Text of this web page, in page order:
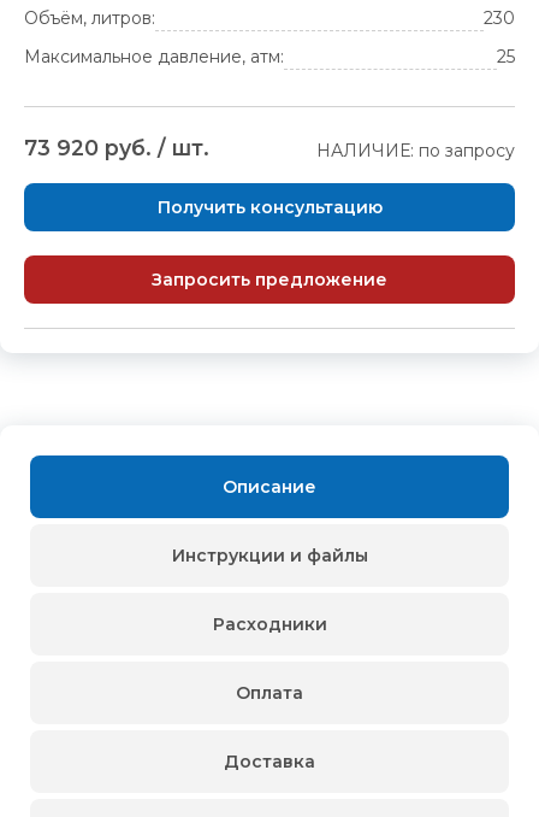
Объём, литров:
230
Максимальное давление, атм:
25
73 920 руб. / шт. НАЛИЧИЕ: по запросу
Получить консультацию
Запросить предложение
Описание
Инструкции и файлы
Расходники
Оплата
Доставка